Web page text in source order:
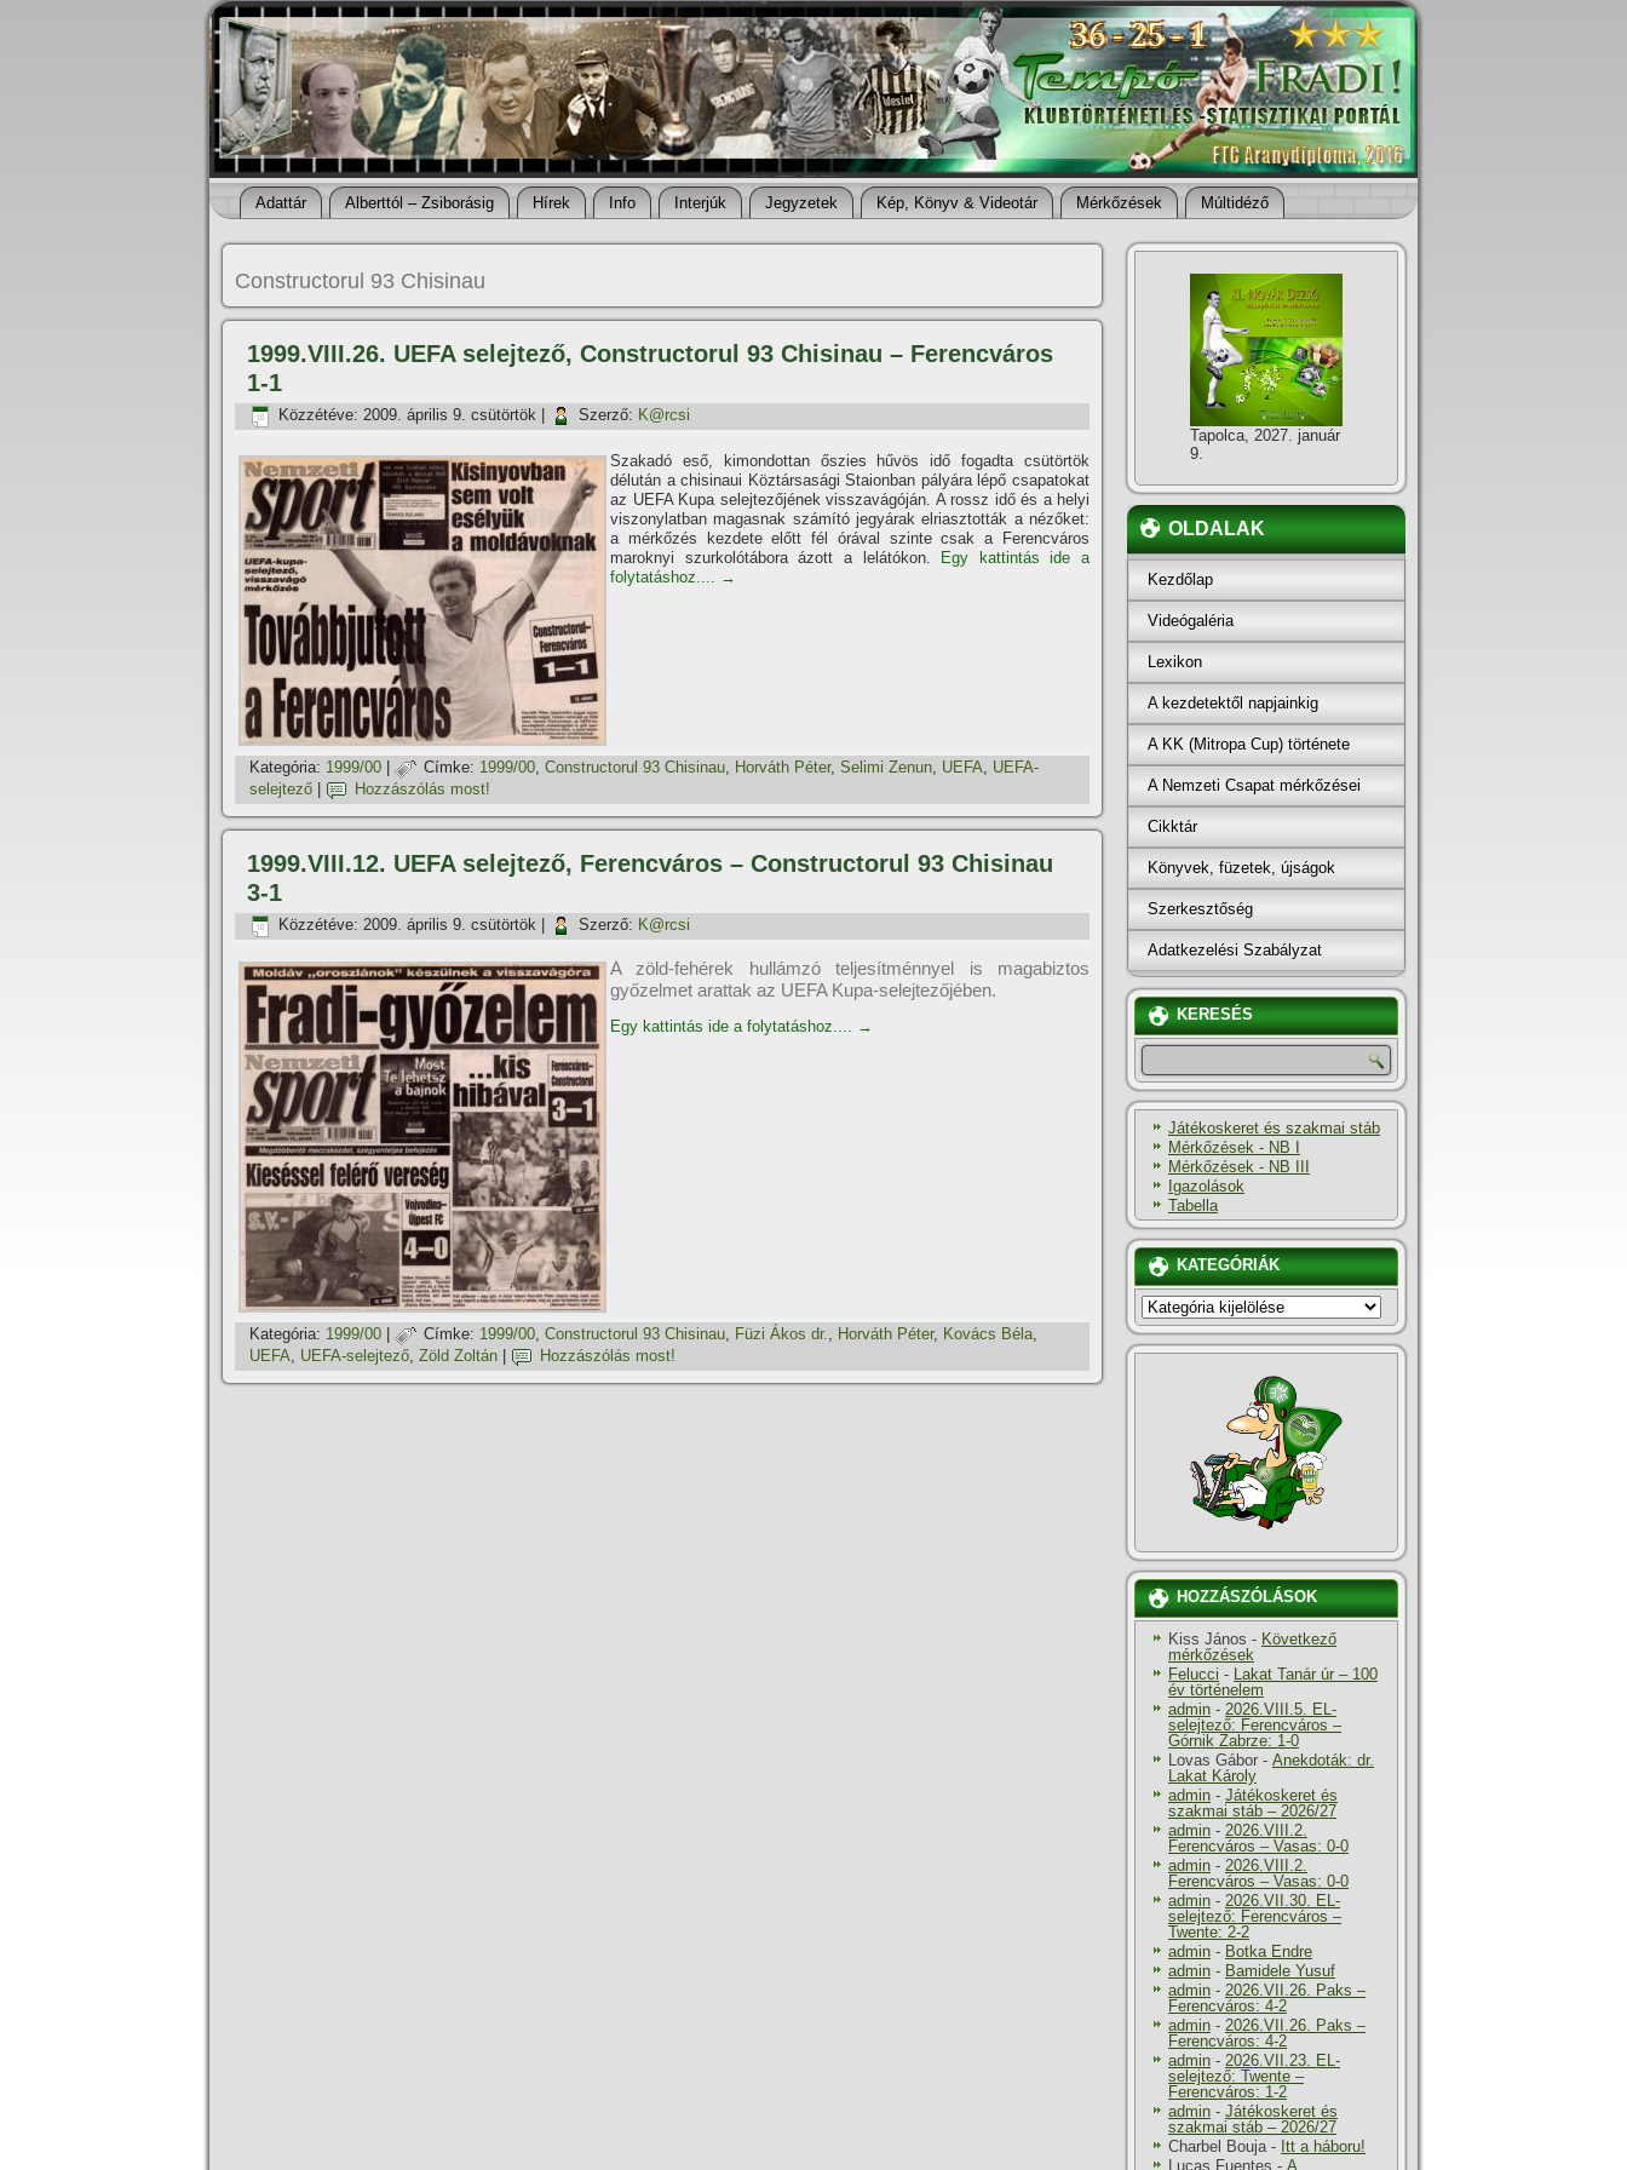
Adattár Alberttól – Zsiborásig Hí­rek Info Interjúk Jegyzetek Kép, Könyv & Videotár Mérkőzések Múltidéző
Constructorul 93 Chisinau
1999.VIII.26. UEFA selejtező, Constructorul 93 Chisinau – Ferencváros
1-1
Közzétéve: 2009. április 9. csütörtök Szerző: K@rcsi
Szakadó eső, kimondottan őszies hűvös idő fogadta csütörtök
délután a chisinaui Köztársasági Staionban pályára lépő csapatokat
az UEFA Kupa selejtezőjének visszavágóján. A rossz idő és a helyi
viszonylatban magasnak számí­tó jegyárak elriasztották a nézőket:
a mérkőzés kezdete előtt fél órával szinte csak a Ferencváros
maroknyi szurkolótábora ázott a lelátókon.
Egy kattintás ide a
folytatáshoz.... →
Kategória: 1999/00 Címke: 1999/00, Constructorul 93 Chisinau, Horváth Péter, Selimi Zenun, UEFA, UEFA-
selejtező
Hozzászólás most!
1999.VIII.12. UEFA selejtező, Ferencváros – Constructorul 93 Chisinau
3-1
Közzétéve: 2009. április 9. csütörtök Szerző: K@rcsi
A zöld-fehérek hullámzó teljesí­tménnyel is magabiztos
győzelmet arattak az UEFA Kupa-selejtezőjében.
Egy kattintás ide a folytatáshoz.... →
Kategória: 1999/00 Címke: 1999/00, Constructorul 93 Chisinau, Füzi Ákos dr., Horváth Péter, Kovács Béla,
UEFA, UEFA-selejtező, Zöld Zoltán Hozzászólás most!
Tapolca, 2027. január
9.
OLDALAK
Kezdőlap
Videógaléria
Lexikon
A kezdetektől napjainkig
A KK (Mitropa Cup) története
A Nemzeti Csapat mérkőzései
Cikktár
Könyvek, füzetek, újságok
Szerkesztőség
Adatkezelési Szabályzat
KERESÉS
Játékoskeret és szakmai stáb
Mérkőzések - NB I
Mérkőzések - NB III
Igazolások
Tabella
KATEGÓRIÁK
KATEGÓRIÁK
HOZZÁSZÓLÁSOK
Kiss János - Következő
mérkőzések
Felucci - Lakat Tanár úr – 100
év történelem
admin - 2026.VIII.5. EL-
selejtező: Ferencváros –
Górnik Zabrze: 1-0
Lovas Gábor - Anekdoták: dr.
Lakat Károly
admin - Játékoskeret és
szakmai stáb – 2026/27
admin - 2026.VIII.2.
Ferencváros – Vasas: 0-0
admin - 2026.VIII.2.
Ferencváros – Vasas: 0-0
admin - 2026.VII.30. EL-
selejtező: Ferencváros –
Twente: 2-2
admin - Botka Endre
admin - Bamidele Yusuf
admin - 2026.VII.26. Paks –
Ferencváros: 4-2
admin - 2026.VII.26. Paks –
Ferencváros: 4-2
admin - 2026.VII.23. EL-
selejtező: Twente –
Ferencváros: 1-2
admin - Játékoskeret és
szakmai stáb – 2026/27
Charbel Bouja- Itt a háboru!
Lucas Fuentes - A